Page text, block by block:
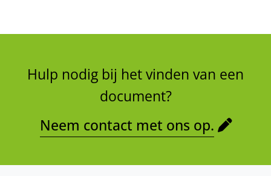
Hulp nodig bij het vinden van een
document?
Neem contact met ons op.